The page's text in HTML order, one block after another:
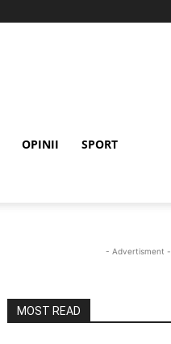
OPINII SPORT
- Advertisment -
MOST READ